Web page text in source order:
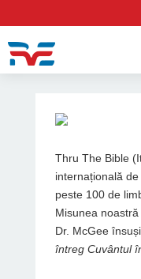
Thru The Bible
internațională
peste 100 de
Misunea
Dr. McGee
întreg Cuvântul